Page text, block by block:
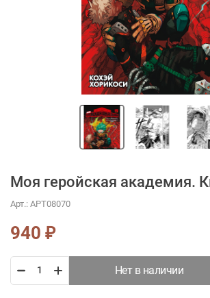
Моя геройская академия.
Арт.: АРТ08070
940 ₽
Нет в наличии